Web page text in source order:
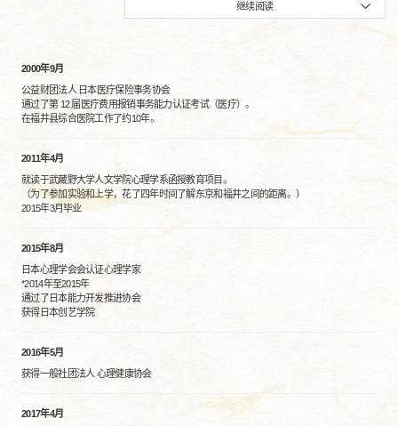
继续阅读
2000年9月
公益财团法人 日本医疗保险事务协会
通过了第 12 届医疗费用报销事务能力认证考试（医疗）。
在福井县综合医院工作了约10年。
2011年4月
就读于武藏野大学人文学院心理学系函授教育项目。
（为了参加实验和上学，花了四年时间了解东京和福井之间的距离。）
2015年3月毕业
2015年8月
日本心理学会会认证心理学家
*2014年至2015年
通过了日本能力开发推进协会
获得日本创艺学院
2016年5月
获得一般社团法人 心理健康协会
2017年4月